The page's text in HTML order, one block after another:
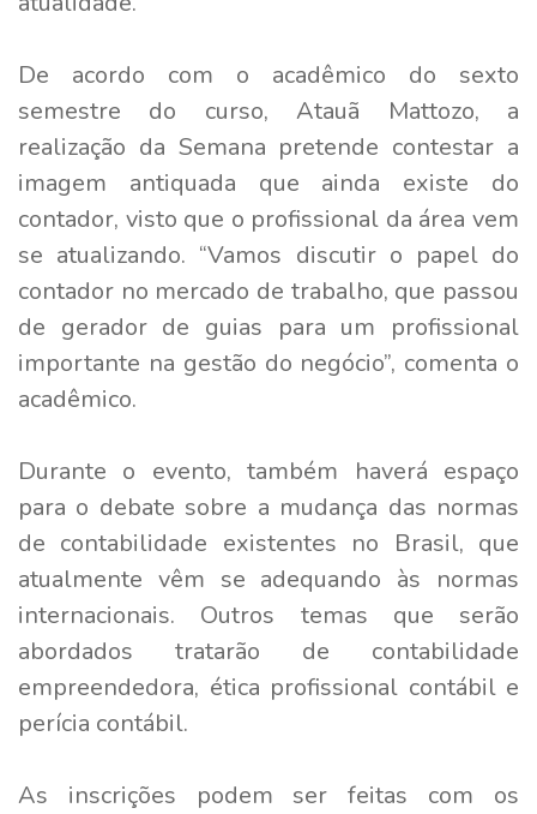
De acordo com o acadêmico do sexto
semestre do curso, Atauã Mattozo, a
realização da Semana pretende contestar a
imagem antiquada que ainda existe do
contador, visto que o profissional da área vem
se atualizando. “Vamos discutir o papel do
contador no mercado de trabalho, que passou
de gerador de guias para um profissional
importante na gestão do negócio”, comenta o
acadêmico.
Durante o evento, também haverá espaço
para o debate sobre a mudança das normas
de contabilidade existentes no Brasil, que
atualmente vêm se adequando às normas
internacionais. Outros temas que serão
abordados tratarão de contabilidade
empreendedora, ética profissional contábil e
perícia contábil.
As inscrições podem ser feitas com os